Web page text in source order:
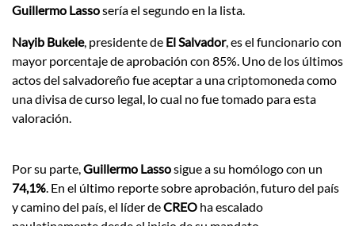
Guillermo Lassosería el segundo en la lista.
Nayib Bukele, presidente de El Salvador, es el funcionario con
mayor porcentaje de aprobación con 85%. Uno de los últimos
actos del salvadoreño fue aceptar a una criptomoneda como
una divisa de curso legal, lo cual no fue tomado para esta
valoración.
Por su parte, Guillermo Lassosigue a su homólogo con un
74,1% . En el último reporte sobre aprobación, futuro del país
y camino del país, el líder deCREO ha escalado